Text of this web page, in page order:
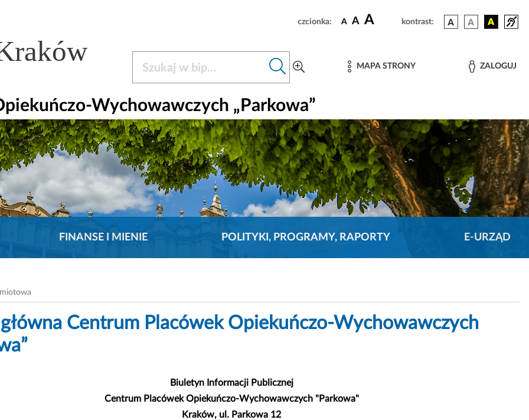
czcionka: A A A kontrast:
MAPA STRONY ZALOGUJ
Wychowawczych „Parkowa”
FINANSE I MIENIE POLITYKI, PROGRAMY, RAPORTY E-URZĄD
Centrum Placówek Opiekuńczo-Wychowawczych
Biuletyn Informacji Publicznej
Centrum Placówek Opiekuńczo-Wychowawczych "Parkowa"
Kraków, ul. Parkowa 12